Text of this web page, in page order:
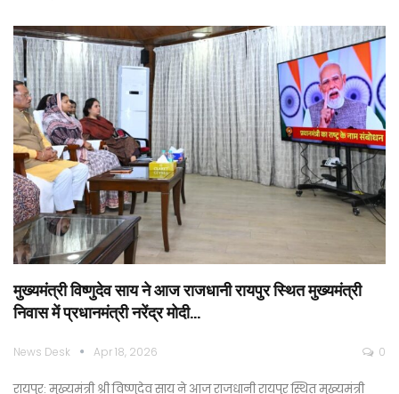
मुख्यमंत्री विष्णुदेव साय ने आज राजधानी रायपुर स्थित मुख्यमंत्री
निवास में प्रधानमंत्री नरेंद्र मोदी…
News Desk Apr 18, 2026 0
रायपुर: मुख्यमंत्री श्री विष्णुदेव साय ने आज राजधानी रायपुर स्थित मुख्यमंत्री